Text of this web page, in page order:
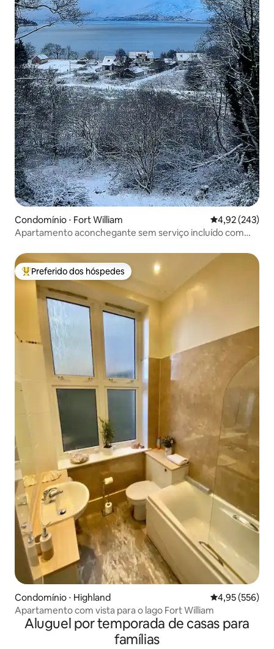
Condomínio ⋅ Fort William 4,92 de uma
4,92 (243)
Apartamento aconchegante sem serviço incluído com
Entre os melhores preferidos dos hóspedes
Preferido dos hóspedes
Condomínio ⋅ Highland 4,95 de uma
4,95 (556)
Apartamento com vista para o lago Fort William
Aluguel por temporada de casas para
famílias